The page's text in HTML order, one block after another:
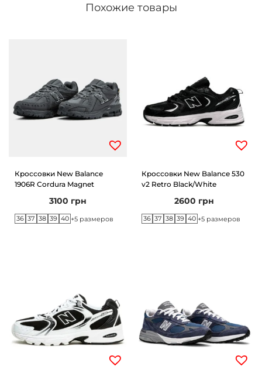
Похожие товары
Кроссовки New Balance
1906R Cordura Magnet
3100 грн
36 37 38 39 40 +5 размеров
Кроссовки New Balance 530
v2 Retro Black/White
2600 грн
36 37 38 39 40 +5 размеров